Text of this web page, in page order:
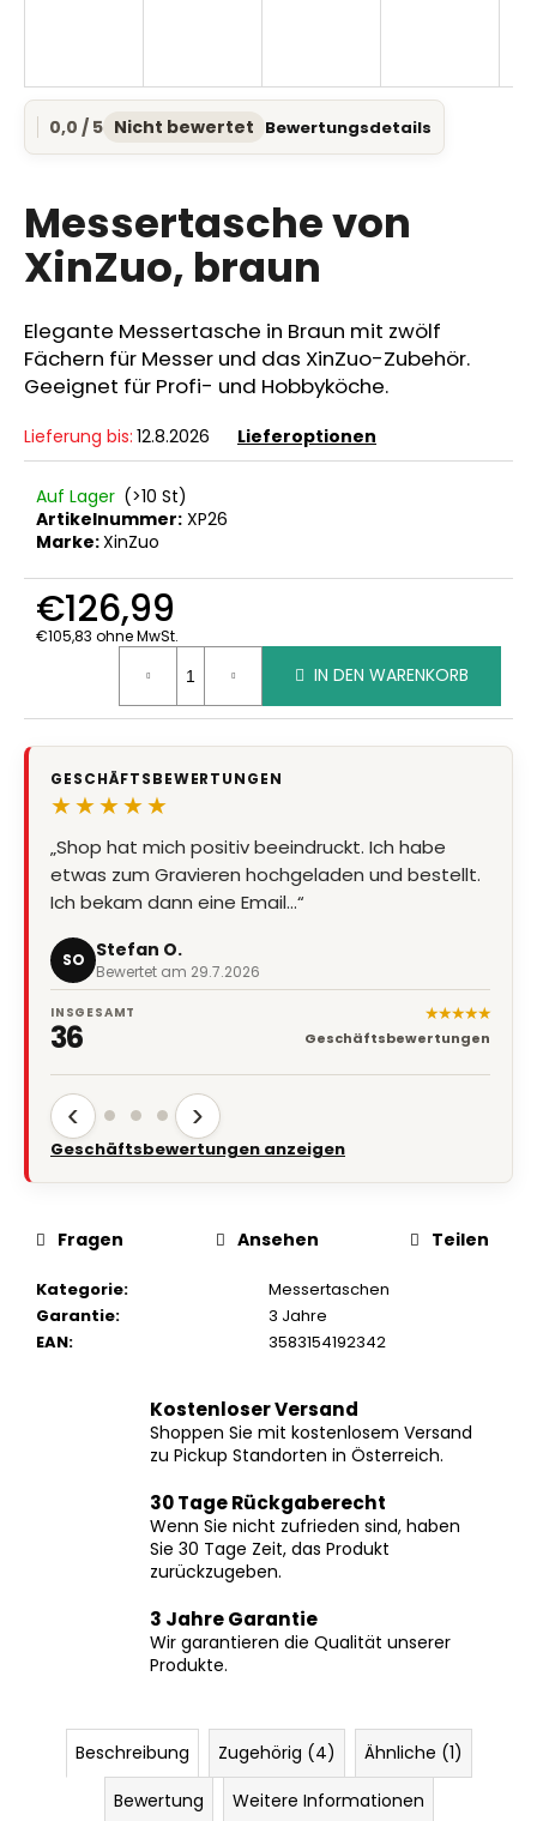
Die
durchschnittliche
ist
0,0
von
5
0,0 / 5 Nicht bewertet Bewertungsdetails
Messertasche von
XinZuo, braun
Elegante Messertasche in Braun mit zwölf
Fächern für Messer und das XinZuo-Zubehör.
Geeignet für Profi- und Hobbyköche.
Lieferung bis: 12.8.2026 Lieferoptionen
Auf Lager (>10 St)
Artikelnummer: XP26
Marke:XinZuo
€126,99
€105,83 ohne MwSt.
Verkaufspreis:
IN DEN WARENKORB
GESCHÄFTSBEWERTUNGEN
★★★★★
„Shop hat mich positiv beeindruckt. Ich habe
etwas zum Gravieren hochgeladen und bestellt.
Ich bekam dann eine Email…“
SO Stefan O.
Bewertet am 29.7.2026
INSGESAMT
36
★★★★★
Geschäftsbewertungen
‹ ›
Geschäftsbewertungen anzeigen
Kategorie:
Messertaschen
Garantie:
3 Jahre
EAN: 3583154192342
Fragen Ansehen Teilen
Kostenloser Versand
Shoppen Sie mit kostenlosem Versand
zu Pickup Standorten in Österreich.
30 Tage Rückgaberecht
Wenn Sie nicht zufrieden sind, haben
Sie 30 Tage Zeit, das Produkt
zurückzugeben.
3 Jahre Garantie
Wir garantieren die Qualität unserer
Produkte.
Beschreibung Zugehörig (4)
Ähnliche (1)
Bewertung
Weitere Informationen
SUCHEN
r
e
p
f
e
l
e
n